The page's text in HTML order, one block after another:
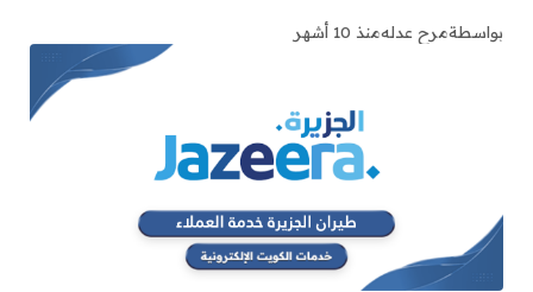
بواسطةمرح عدلهمنذ 10 أشهر